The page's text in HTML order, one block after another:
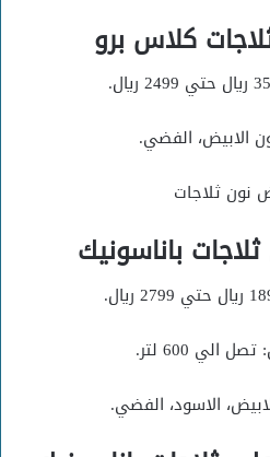
كلاس برو
الابيض، الفضي.
باناسونيك
الي 600 لتر.
الاسود، الفضي.